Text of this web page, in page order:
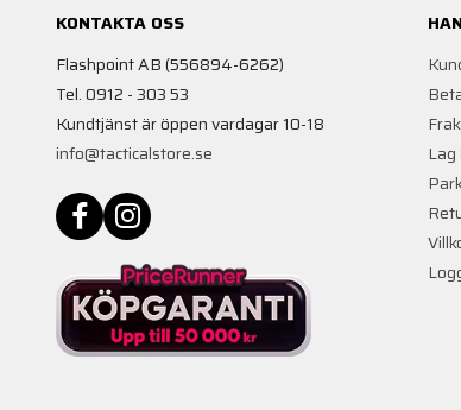
KONTAKTA OSS
Flashpoint AB (556894-6262)
Tel. 0912 - 303 53
Kundtjänst är öppen vardagar 10-18
info@tacticalstore.se
Lag